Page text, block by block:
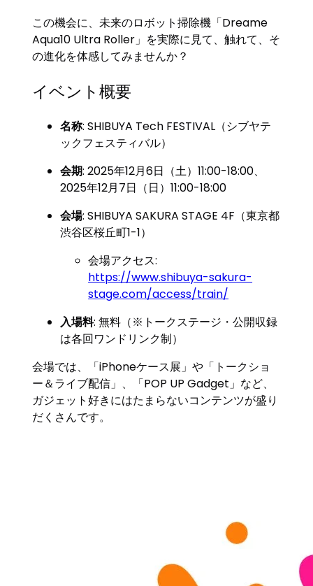
この機会に、未来のロボット掃除機「Dreame
Aqua10 Ultra Roller」を実際に見て、触れて、そ
の進化を体感してみませんか？
イベント概要
名称: SHIBUYA Tech FESTIVAL（シブヤテ
ックフェスティバル）
会期: 2025年12月6日（土）11:00-18:00、
2025年12月7日（日）11:00-18:00
会場: SHIBUYA SAKURA STAGE 4F（東京都
渋谷区桜丘町1-1）
会場アクセス:
https://www.shibuya-sakura-
stage.com/access/train/
入場料: 無料（※トークステージ・公開収録
は各回ワンドリンク制）
会場では、「iPhoneケース展」や「トークショ
ー＆ライブ配信」、「POP UP Gadget」など、
ガジェット好きにはたまらないコンテンツが盛り
だくさんです。